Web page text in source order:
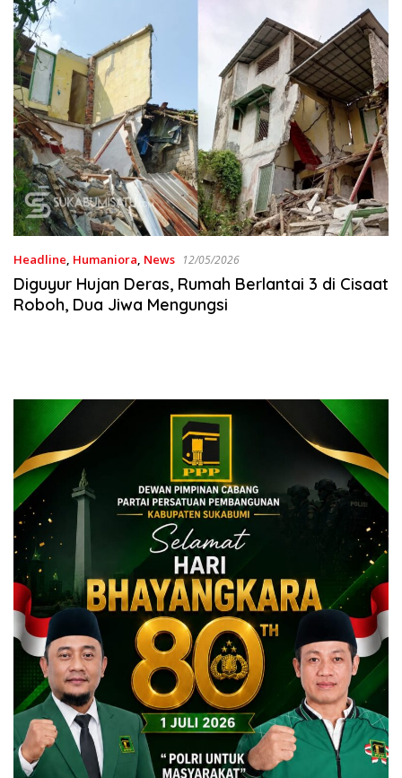
Headline, Humaniora, News 12/05/2026
Diguyur Hujan Deras, Rumah Berlantai 3 di Cisaat
Roboh, Dua Jiwa Mengungsi